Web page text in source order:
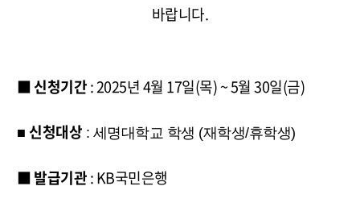
바랍니다.
■신청기간: 2025년 4월 17일(목) ~ 5월 30일(금)
■ 신청대상 : 세명대학교 학생 (재학생/휴학생)
■발급기관: KB국민은행